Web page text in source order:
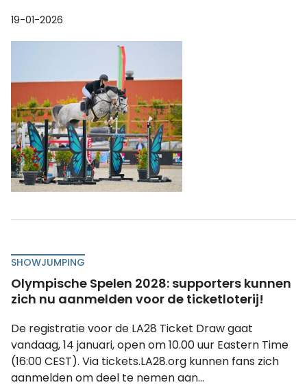
19-01-2026
SHOWJUMPING
Olympische Spelen 2028: supporters kunnen
zich nu aanmelden voor de ticketloterij!
De registratie voor de LA28 Ticket Draw gaat
vandaag, 14 januari, open om 10.00 uur Eastern Time
(16:00 CEST). Via tickets.LA28.org kunnen fans zich
aanmelden om deel te nemen aan...